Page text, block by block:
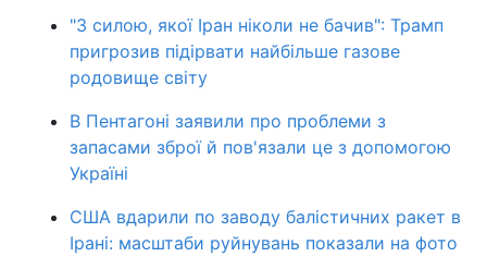
"З силою, якої Іран ніколи не бачив": Трамп
пригрозив підірвати найбільше газове
родовище світу
В Пентагоні заявили про проблеми з
запасами зброї й пов'язали це з допомогою
Україні
США вдарили по заводу балістичних ракет в
Ірані: масштаби руйнувань показали на фото